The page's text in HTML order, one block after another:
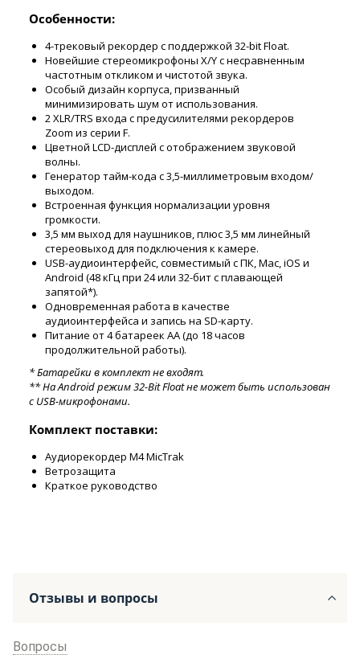
Особенности:
4-трековый рекордер с поддержкой 32-bit Float.
Новейшие стереомикрофоны X/Y с несравненным
частотным откликом и чистотой звука.
Особый дизайн корпуса, призванный
минимизировать шум от использования.
2 XLR/TRS входа с предусилителями рекордеров
Zoom из серии F.
Цветной LCD-дисплей с отображением звуковой
волны.
Генератор тайм-кода с 3,5-миллиметровым входом/
выходом.
Встроенная функция нормализации уровня
громкости.
3,5 мм выход для наушников, плюс 3,5 мм линейный
стереовыход для подключения к камере.
USB-аудиоинтерфейс, совместимый с ПК, Mac, iOS и
Android (48 кГц при 24 или 32-бит с плавающей
запятой*).
Одновременная работа в качестве
аудиоинтерфейса и запись на SD-карту.
Питание от 4 батареек AA (до 18 часов
продолжительной работы).
* Батарейки в комплект не входят.
** На Android режим 32-Bit Float не может быть использован
с USB-микрофонами.
Комплект поставки:
Аудиорекордер M4 MicTrak
Ветрозащита
Краткое руководство
Отзывы и вопросы
Вопросы